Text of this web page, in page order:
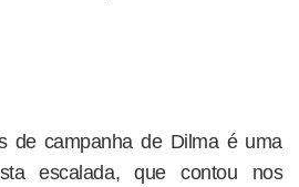
de campanha de Dilma é uma
escalada, que contou nos